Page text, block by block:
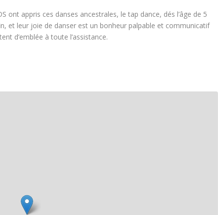
ont appris ces danses ancestrales, le tap dance, dés l’âge de 5
et leur joie de danser est un bonheur palpable et communicatif
d’emblée à toute l’assistance.